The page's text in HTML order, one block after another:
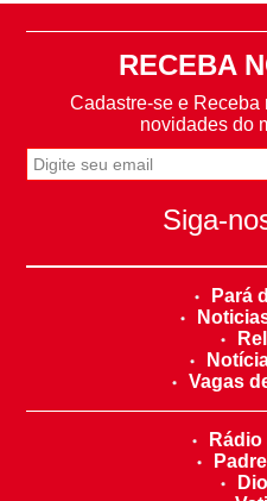
RECEBA
Cadastre-se e Receba
novidades do
Siga-
Pará
Vagas
Rádio